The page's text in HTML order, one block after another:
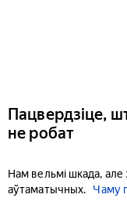
Пацвердзіце,
не робат
Нам вельмі шкада,
аўтаматычных.
Чаму